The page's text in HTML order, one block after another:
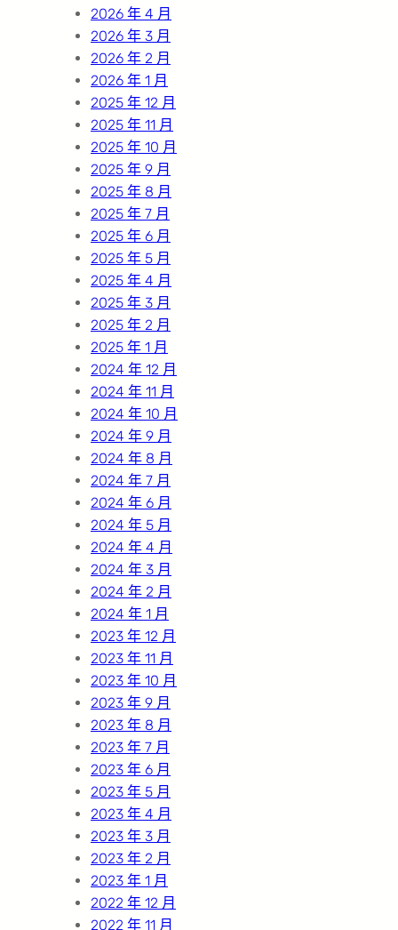
2026 年 4 月
2026 年 3 月
2026 年 2 月
2026 年 1 月
2025 年 12 月
2025 年 11 月
2025 年 10 月
2025 年 9 月
2025 年 8 月
2025 年 7 月
2025 年 6 月
2025 年 5 月
2025 年 4 月
2025 年 3 月
2025 年 2 月
2025 年 1 月
2024 年 12 月
2024 年 11 月
2024 年 10 月
2024 年 9 月
2024 年 8 月
2024 年 7 月
2024 年 6 月
2024 年 5 月
2024 年 4 月
2024 年 3 月
2024 年 2 月
2024 年 1 月
2023 年 12 月
2023 年 11 月
2023 年 10 月
2023 年 9 月
2023 年 8 月
2023 年 7 月
2023 年 6 月
2023 年 5 月
2023 年 4 月
2023 年 3 月
2023 年 2 月
2023 年 1 月
2022 年 12 月
2022 年 11 月